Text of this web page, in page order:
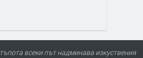
всеки път надминава изкуствения